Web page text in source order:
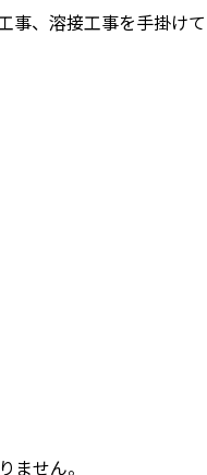
、溶接工事を手掛け
せん。